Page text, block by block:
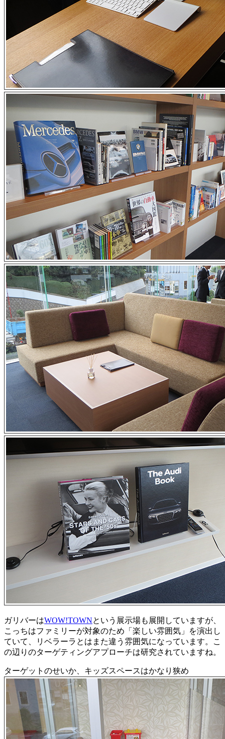
ガリバーはWOW!TOWNという展示場も展開していますが、
こっちはファミリーが対象のため「楽しい雰囲気」を演出し
ていて、リベラーラとはまた違う雰囲気になっています。こ
の辺りのターゲティングアプローチは研究されていますね。
ターゲットのせいか、キッズスペースはかなり狭め